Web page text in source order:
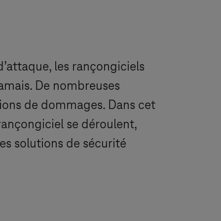
les rançongiciels
De nombreuses
de dommages. Dans cet
se déroulent,
solutions de sécurité